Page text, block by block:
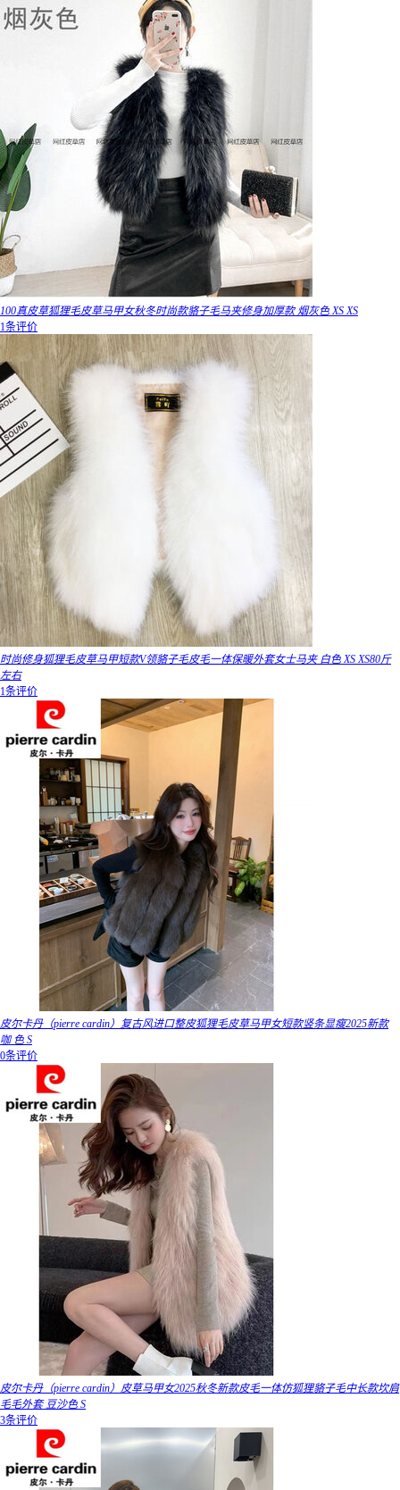
100真皮草狐狸毛皮草马甲女秋冬时尚款貉子毛马夹修身加厚款 烟灰色 XS XS
1条评价
时尚修身狐狸毛皮草马甲短款V领貉子毛皮毛一体保暖外套女士马夹 白色 XS XS80斤
左右
1条评价
皮尔卡丹（pierre cardin）复古风进口整皮狐狸毛皮草马甲女短款竖条显瘦2025新款
咖 色 S
0条评价
皮尔卡丹（pierre cardin）皮草马甲女2025秋冬新款皮毛一体仿狐狸貉子毛中长款坎肩
毛毛外套 豆沙色 S
3条评价